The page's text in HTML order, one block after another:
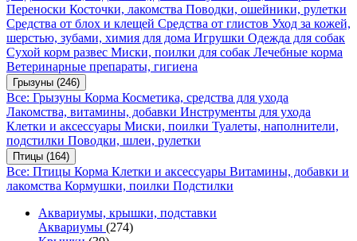
Переноски Косточки, лакомства Поводки, ошейники, рулетки
Средства от блох и клещей Средства от глистов Уход за кожей,
шерстью, зубами, химия для дома Игрушки Одежда для собак
Сухой корм развес Миски, поилки для собак Лечебные корма
Ветеринарные препараты, гигиена
Грызуны (246)
Все: Грызуны Корма Косметика, средства для ухода
Лакомства, витамины, добавки Инструменты для ухода
Клетки и аксессуары Миски, поилки Туалеты, наполнители,
подстилки Поводки, шлеи, рулетки
Птицы (164)
Все: Птицы Корма Клетки и аксессуары Витамины, добавки и
лакомства Кормушки, поилки Подстилки
Аквариумы, крышки, подставки
Аквариумы (274)